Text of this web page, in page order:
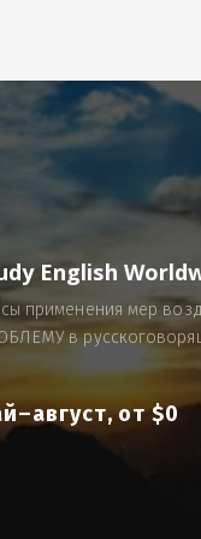
300 рублей за 9